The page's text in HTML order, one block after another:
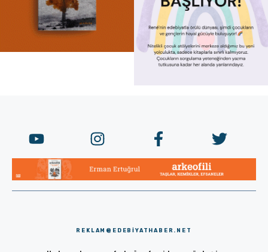
REKLAM@EDEBIYATHABER.NET